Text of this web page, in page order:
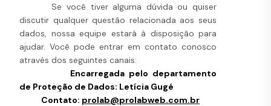
Se você tiver alguma dúvida ou quiser
discutir qualquer questão relacionada aos seus
dados, nossa equipe estará à disposição para
ajudar. Você pode entrar em contato conosco
através dos seguintes canais:
Encarregada pelo departamento
de Proteção de Dados: Letícia Gugé
Contato: prolab@prolabweb.com.br